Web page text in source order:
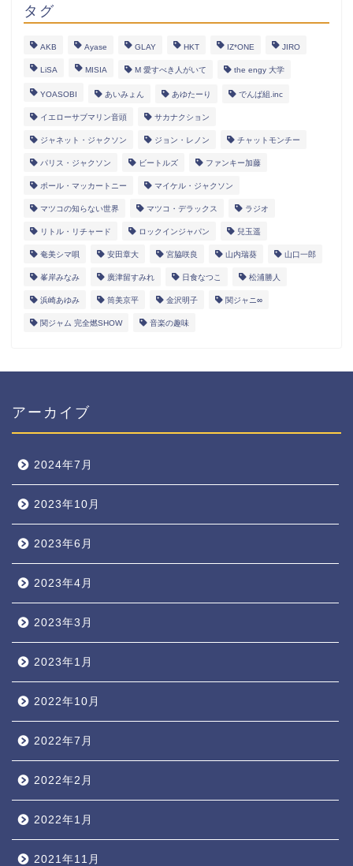
タグ
AKB Ayase GLAY HKT IZ*ONE JIRO
LiSA MISIA M 愛すべき人がいて the engy 大学
YOASOBI あいみょん あゆたーり でんぱ組.inc
イエローサブマリン音頭 サカナクション
ジャネット・ジャクソン ジョン・レノン チャットモンチー
パリス・ジャクソン ビートルズ ファンキー加藤
ポール・マッカートニー マイケル・ジャクソン
マツコの知らない世界 マツコ・デラックス ラジオ
リトル・リチャード ロックインジャパン 兒玉遥
奄美シマ唄 安田章大 宮脇咲良 山内瑞葵 山口一郎
峯岸みなみ 廣津留すみれ 日食なつこ 松浦勝人
浜崎あゆみ 筒美京平 金沢明子 関ジャニ∞
関ジャム 完全燃SHOW 音楽の趣味
アーカイブ
2024年7月
2023年10月
2023年6月
2023年4月
2023年3月
2023年1月
2022年10月
2022年7月
2022年2月
2022年1月
2021年11月